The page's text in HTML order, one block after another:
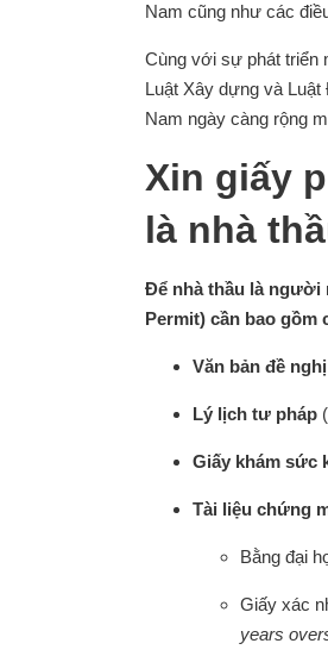
Nam cũng như các
Cùng với sự phát triển
Luật Xây dựng và
Nam ngày càng rộng
Xin giấy
là nhà
Để nhà thầu là người
Permit) cần bao gồm
Văn bản đề
Lý lịch tư pháp (
Giấy khám sức
Tài liệu chứng
Bằng đại
Giấy xác
years